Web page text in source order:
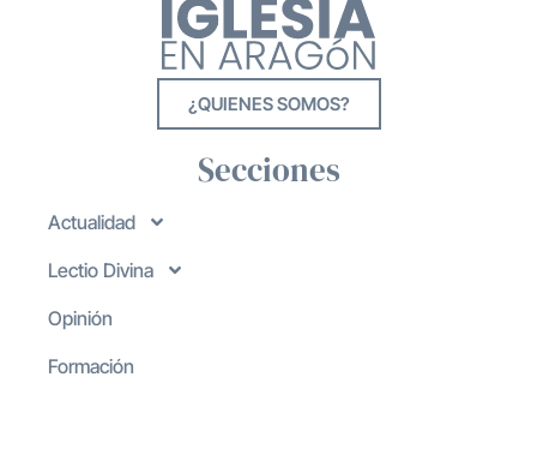
¿QUIENES SOMOS?
Secciones
Actualidad
Lectio Divina
Opinión
Formación